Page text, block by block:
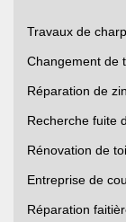
Travaux de
Changement de
Réparation de
Recherche fuite
Rénovation de
Entreprise de
Réparation